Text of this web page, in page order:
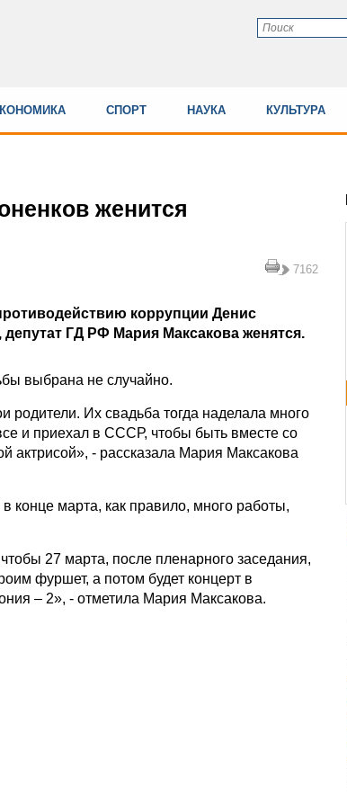
СПОРТ НАУКА КУЛЬТУРА
женится
7162
коррупции Денис
ГД РФ Мария Максакова женятся.
выбрана не случайно.
родители. Их свадьба тогда наделала много
и приехал в СССР, чтобы быть вместе со
актрисой», - рассказала Мария Максакова
конце марта, как правило, много работы,
27 марта, после пленарного заседания,
фуршет, а потом будет концерт в
– 2», - отметила Мария Максакова.